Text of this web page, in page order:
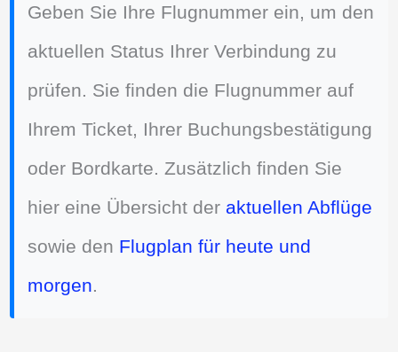
Geben Sie Ihre Flugnummer ein, um den
aktuellen Status Ihrer Verbindung zu
prüfen. Sie finden die Flugnummer auf
Ihrem Ticket, Ihrer Buchungsbestätigung
oder Bordkarte. Zusätzlich finden Sie
hier eine Übersicht der aktuellen Abflüge
sowie den Flugplan für heute und
morgen.